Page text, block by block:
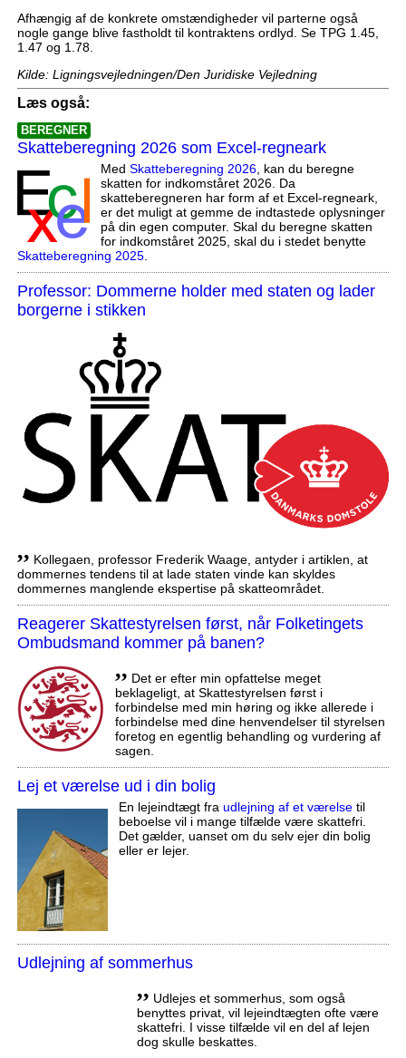
Afhængig af de konkrete omstændigheder vil parterne også
nogle gange blive fastholdt til kontraktens ordlyd. Se TPG 1.45,
1.47 og 1.78.
Kilde: Ligningsvejledningen/Den Juridiske Vejledning
Læs også:
BEREGNER
Skatteberegning 2026 som Excel-regneark
Med Skatteberegning 2026, kan du beregne
skatten for indkomståret 2026. Da
skatteberegneren har form af et Excel-regneark,
er det muligt at gemme de indtastede oplysninger
på din egen computer. Skal du beregne skatten
for indkomståret 2025, skal du i stedet benytte
Skatteberegning 2025.
Professor: Dommerne holder med staten og lader
borgerne i stikken
,, Kollegaen, professor Frederik Waage, antyder i artiklen, at
dommernes tendens til at lade staten vinde kan skyldes
dommernes manglende ekspertise på skatteområdet.
Reagerer Skattestyrelsen først, når Folketingets
Ombudsmand kommer på banen?
,, Det er efter min opfattelse meget
beklageligt, at Skattestyrelsen først i
forbindelse med min høring og ikke allerede i
forbindelse med dine henvendelser til styrelsen
foretog en egentlig behandling og vurdering af
sagen.
Lej et værelse ud i din bolig
En lejeindtægt fra udlejning af et værelsetil
beboelse vil i mange tilfælde være skattefri.
Det gælder, uanset om du selv ejer din bolig
eller er lejer.
Udlejning af sommerhus
,, Udlejes et sommerhus, som også
benyttes privat, vil lejeindtægten ofte være
skattefri. I visse tilfælde vil en del af lejen
dog skulle beskattes.